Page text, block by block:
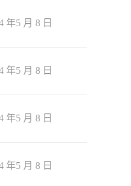
年5 月 8 日
年5 月 8 日
年5 月 8 日
年5 月 8 日